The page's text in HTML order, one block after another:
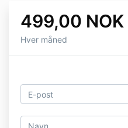
499,00 NOK
Hver måned